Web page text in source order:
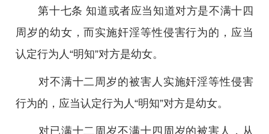
第十七条 知道或者应当知道对方是不满十四
周岁的幼女，而实施奸淫等性侵害行为的，应当
认定行为人“明知”对方是幼女。
对不满十二周岁的被害人实施奸淫等性侵害
行为的，应当认定行为人“明知”对方是幼女。
对已满十二周岁不满十四周岁的被害人，从